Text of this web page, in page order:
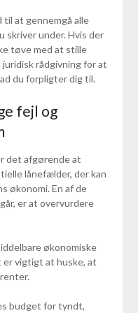
at gennemgå alle
skriver under. Hvis der
tøve med at stille
rådgivning for at
du forpligter dig til.
fejl og
det afgørende at
lånefælder, der kan
økonomi. En af de
er at overvurdere
økonomiske
er vigtigt at huske, at
budget for tyndt,